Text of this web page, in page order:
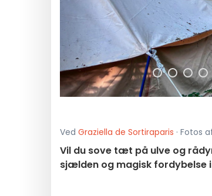
Ved Graziella de Sortiraparis · Fotos
Vil du sove tæt på ulve og
sjælden og magisk fordybelse